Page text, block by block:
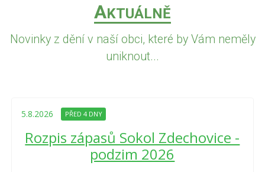
AKTUÁLNĚ
Novinky z dění v naší obci, které by Vám neměly
uniknout...
5.8.2026 PŘED 4 DNY
Rozpis zápasů Sokol Zdechovice -
podzim 2026